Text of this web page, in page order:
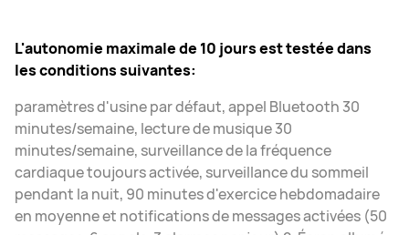
L'autonomie maximale de 10 jours est testée dans
les conditions suivantes:
paramètres d'usine par défaut, appel Bluetooth 30
minutes/semaine, lecture de musique 30
minutes/semaine, surveillance de la fréquence
cardiaque toujours activée, surveillance du sommeil
pendant la nuit, 90 minutes d'exercice hebdomadaire
en moyenne et notifications de messages activées (50